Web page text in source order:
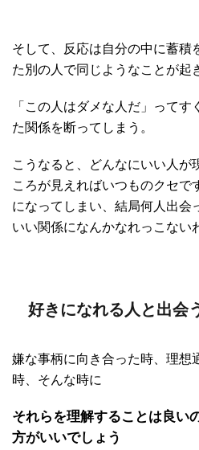
そして、反応は自分の中に蓄積
た別の人で同じようなことが起
「この人はダメな人だ」ってす
た関係を断ってしまう。
こうなると、どんなにいい人が
ころが見えればいつものクセで
になってしまい、結局何人出会
いい関係になんかなれっこない
好きになれる人と出会
嫌な事柄に向き合った時、理想
時、そんな時に
それらを理解することは良い
方がいいでしょう